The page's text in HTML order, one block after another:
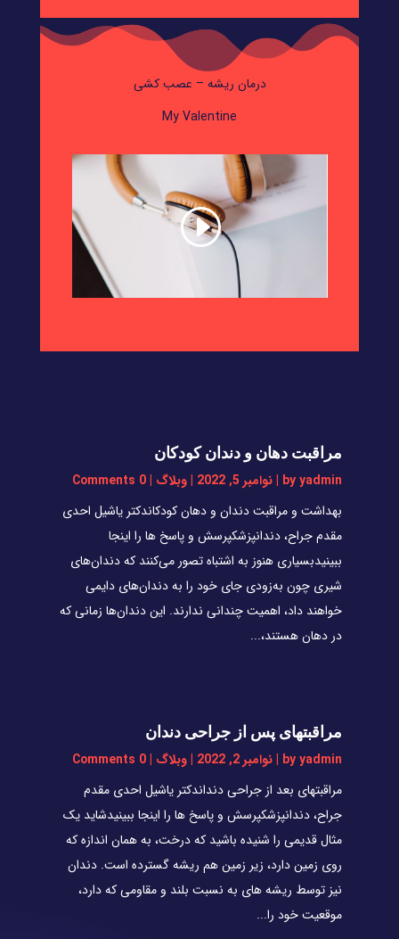
درمان ریشه – عصب کشی
My Valentine
مراقبت دهان و دندان کودکان
byyadmin
|نوامبر 5, 2022 |وبلاگ | 0 Comments
بهداشت و مراقبت دندان و دهان کودکاندکتر یاشیل احدی
مقدم جراح، دندانپزشکپرسش و پاسخ ها را اینجا
ببینیدبسیاری هنوز به اشتباه تصور می‌کنند که دندان‌های
شیری چون به‌زودی جای خود را به دندان‌های دایمی
خواهند داد، اهمیت چندانی ندارند. این دندان‌ها زمانی که
در دهان هستند،...
مراقبتهای پس از جراحی دندان
byyadmin
|نوامبر 2, 2022 |وبلاگ | 0 Comments
مراقبتهای بعد از جراحی دنداندکتر یاشیل احدی مقدم
جراح، دندانپزشکپرسش و پاسخ ها را اینجا ببینیدشاید یک
مثال قدیمی را شنیده باشید که درخت، به همان اندازه که
روی زمین دارد، زیر زمین هم ریشه گسترده است. دندان
نیز توسط ریشه های به نسبت بلند و مقاومی که دارد،
موقعیت خود را...